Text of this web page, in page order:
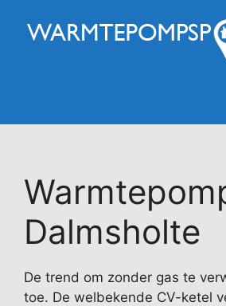
naar
Dalmsholte
De trend om zonder gas te
toe. De welbekende CV-ketel